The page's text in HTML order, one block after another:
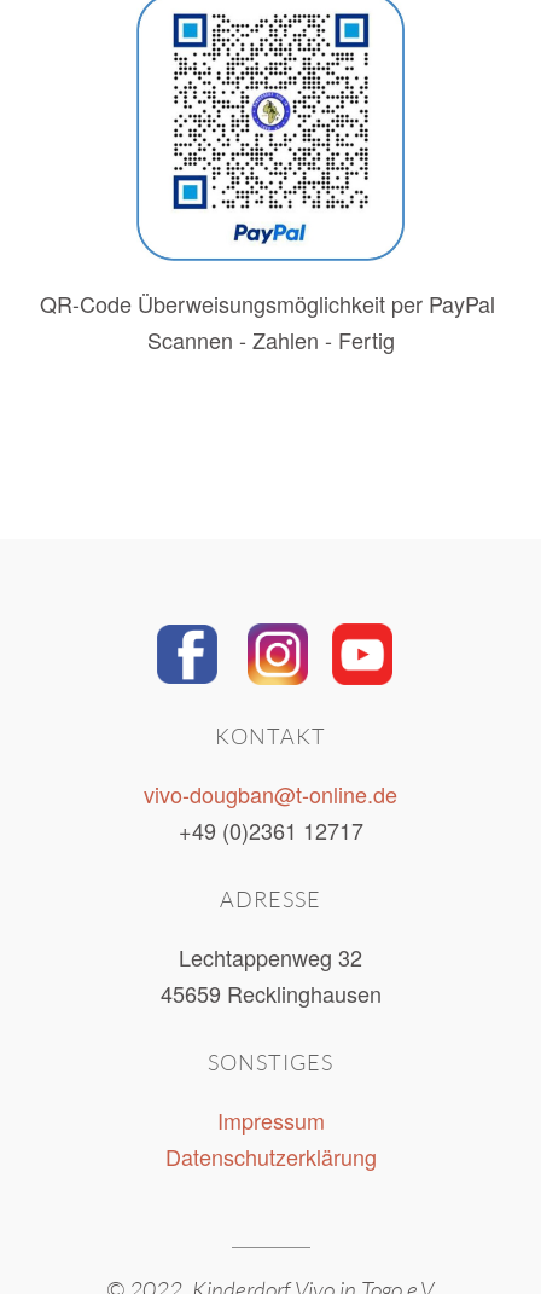
QR-Code Überweisungsmöglichkeit per PayPal
Scannen - Zahlen - Fertig
ADRESSE
Lechtappenweg 32
45659 Recklinghausen
KONTAKT
vivo-dougban@t-online.de
+49 (0)2361 12717
SONSTIGES
Impressum
Datenschutzerklärung